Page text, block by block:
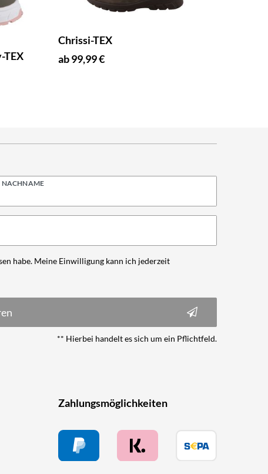
TEX
Chrissi-TEX
ab 99,99 €
NACHNAME
habe. Meine Einwilligung kann ich jederzeit
** Hierbei handelt es sich um ein Pflichtfeld.
Zahlungsmöglichkeiten